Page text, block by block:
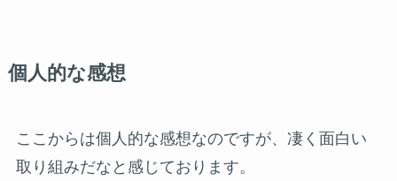
個人的な感想
ここからは個人的な感想なのですが、凄く面白い
取り組みだなと感じております。